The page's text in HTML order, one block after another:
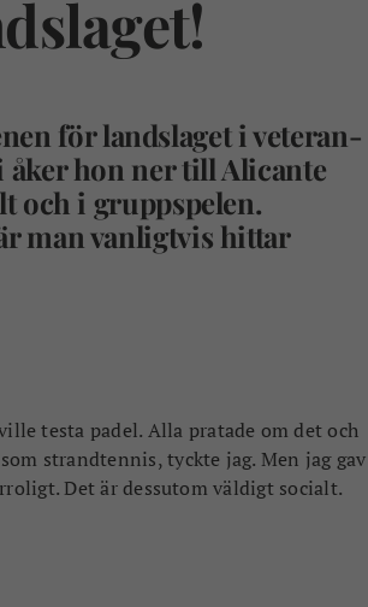
för landslaget i veteran-
åker hon ner till Alicante
och i gruppspelen.
man vanligtvis hittar
testa padel. Alla pratade om det och
strandtennis, tyckte jag. Men jag gav
Det är dessutom väldigt socialt.